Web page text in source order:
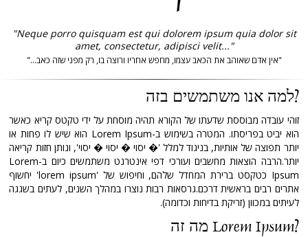
"Neque porro quisquam est qui dolorem ipsum quia dolor sit
amet, consectetur, adipisci velit..."
"אין אדם שאוהב את הכאב עצמו, מחפש אחריו ורוצה בו, רק מפני שזה כאב..."
למה אנו משתמשים בזה?
זוהי עובדה מבוססת שדעתו של הקורא תהיה מוסחת על ידי טקטס קריא כאשר
הוא יביט בפריסתו. המטרה בשימוש ב-Lorem Ipsum הוא שיש לו פחות או
יותר תפוצה של אותיות, בניגוד למלל '� יסוי � יסוי � יסוי', ונותן חזות קריאה
יותר.הרבה הוצאות מחשבים ועורכי דפי אינטרנט משתמשים כיום ב-Lorem
Ipsum כטקסט ברירת המחדל שלהם, וחיפוש של 'lorem ipsum' יחשוף
אתרים רבים בראשית דרכם.גרסאות רבות נוצרו במהלך השנים, לעתים בשגגה
לעיתים במכוון (זריקת בדיחות וכדומה).
מה זה Lorem Ipsum?